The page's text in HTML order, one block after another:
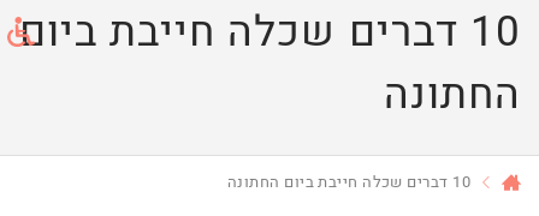
10 דברים שכלה חייבת ביום
החתונה
10 דברים שכלה חייבת ביום החתונה